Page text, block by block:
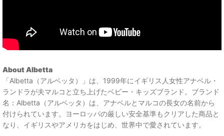
About Albetta
「Albetta（アルベッタ）」は、1999年にイギリス人女性アナベル・
ランドラが夫マルコと立ち上げたベビー・キッズブランド。ブランド
名：Albetta（アルベッタ）は、アナベルとマルコの長女の名前から
付けられています。ヨーロッパの厳しい安全基準もクリアした商品と
なり、イギリスやアメリカをはじめ、世界中で愛されています。